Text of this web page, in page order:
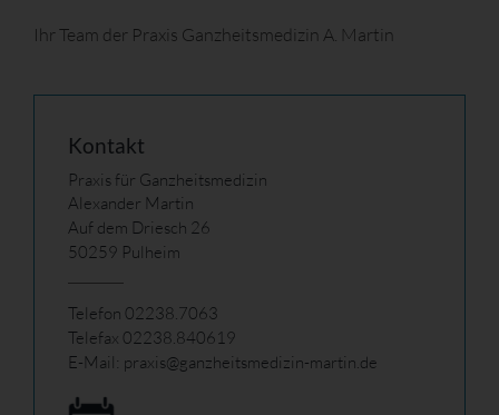
Ihr Team der Praxis Ganzheitsmedizin A. Martin
Kontakt
Praxis für Ganzheitsmedizin
Alexander Martin
Auf dem Driesch 26
50259 Pulheim
Telefon 02238.7063
Telefax 02238.840619
E-Mail: praxis@ganzheitsmedizin-martin.de